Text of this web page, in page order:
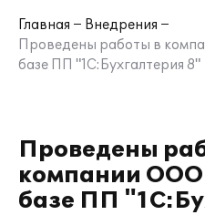
Главная
Внедрения
Проведены работы в
базе ПП "1С:Бухгалтерия 8"
Проведены
компании
базе ПП